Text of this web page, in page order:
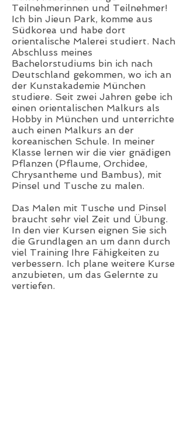
Teilnehmerinnen und Teilnehmer!
Ich bin Jieun Park, komme aus
Südkorea und habe dort
orientalische Malerei studiert. Nach
Abschluss meines
Bachelorstudiums bin ich nach
Deutschland gekommen, wo ich an
der Kunstakademie München
studiere. Seit zwei Jahren gebe ich
einen orientalischen Malkurs als
Hobby in München und unterrichte
auch einen Malkurs an der
koreanischen Schule. In meiner
Klasse lernen wir die vier gnädigen
Pflanzen (Pflaume, Orchidee,
Chrysantheme und Bambus), mit
Pinsel und Tusche zu malen.
Das Malen mit Tusche und Pinsel
braucht sehr viel Zeit und Übung.
In den vier Kursen eignen Sie sich
die Grundlagen an um dann durch
viel Training Ihre Fähigkeiten zu
verbessern. Ich plane weitere Kurse
anzubieten, um das Gelernte zu
vertiefen.